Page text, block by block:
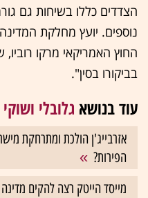
הצדדים כללו בשיחות גם
נוספים. יועץ מחלקת
החוץ האמריקאי מרקו
בביקורו בסין".
עוד בנושא גלובלי
אזרבייג'ן הולכת ומתרחקת
הפירות?
מייסד הייטק רצה להקים